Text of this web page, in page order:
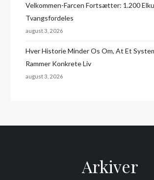
Velkommen-Farcen Fortsætter: 1.200
Tvangsfordeles
august 3, 2026
Hver Historie Minder Os Om, At Et
Rammer Konkrete Liv
august 3, 2026
Arkiver